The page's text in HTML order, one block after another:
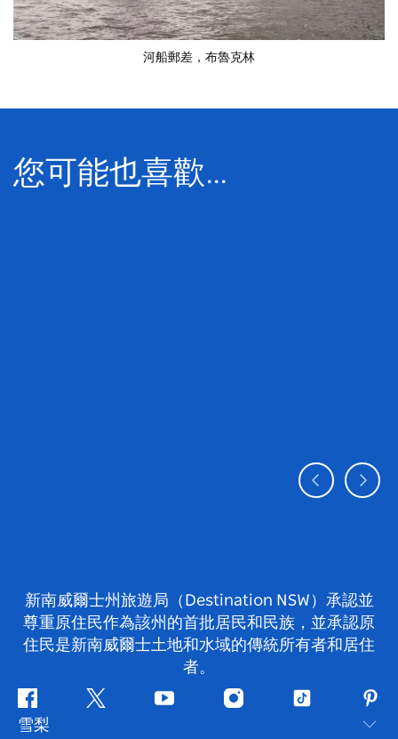
河船郵差 ，布魯克林
您可能也喜歡…
新南威爾士州旅遊局（Destination NSW）承認並
尊重原住民作為該州的首批居民和民族，並承認原
住民是新南威爾士土地和水域的傳統所有者和居住
者。
Facebook嘰
Youtube Instagram抖
雪梨